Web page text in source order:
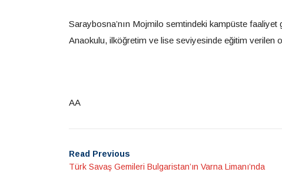
Saraybosna’nın Mojmilo semtindeki kampüste faaliyet
Anaokulu, ilköğretim ve lise seviyesinde eğitim verilen
AA
Read Previous
Türk Savaş Gemileri Bulgaristan’ın Varna Limanı’nda